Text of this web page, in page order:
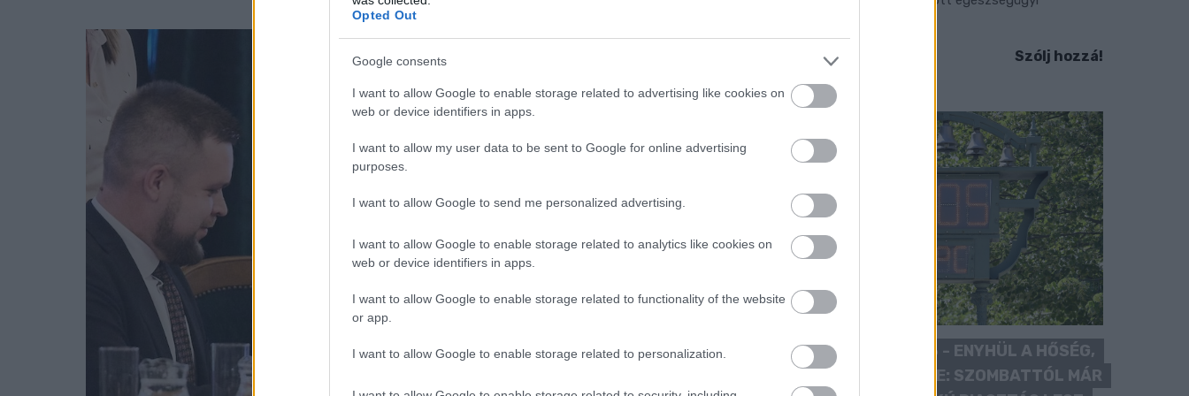
Opted Out
Google consents
I want to allow Google to enable storage related to advertising like cookies on
web or device identifiers in apps.
I want to allow my user data to be sent to Google for online advertising
purposes.
I want to allow Google to send me personalized advertising.
I want to allow Google to enable storage related to analytics like cookies on
web or device identifiers in apps.
I want to allow Google to enable storage related to functionality of the website
or app.
I want to allow Google to enable storage related to personalization.
Szólj hozzá!
KÁNIKULA 2026 - ENYHÜL A HŐSÉG,
DE MÉG NINCS VÉGE: SZOMBATTÓL MÁR